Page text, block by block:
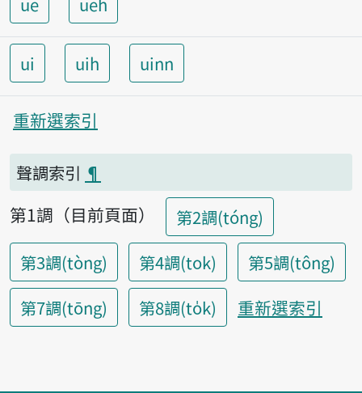
ui uih uinn
重新選索引
聲調索引 ¶
第1調（目前頁面）
第2調(tóng)
第3調(tòng)
第4調(tok)
第5調(tông)
第7調(tōng)
第8調(to̍k) 重新選索引